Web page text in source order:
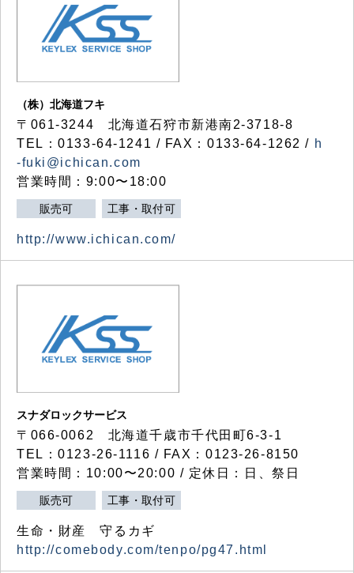
（株）北海道フキ
〒061-3244 北海道石狩市新港南2-3718-8
TEL：0133-64-1241 / FAX：0133-64-1262 / h
-fuki@ichican.com
営業時間：9:00〜18:00
販売可 工事・取付可
http://www.ichican.com/
スナダロックサービス
〒066-0062 北海道千歳市千代田町6-3-1
TEL：0123-26-1116 / FAX：0123-26-8150
営業時間：10:00〜20:00 / 定休日：日、祭日
販売可 工事・取付可
生命・財産 守るカギ
http://comebody.com/tenpo/pg47.html